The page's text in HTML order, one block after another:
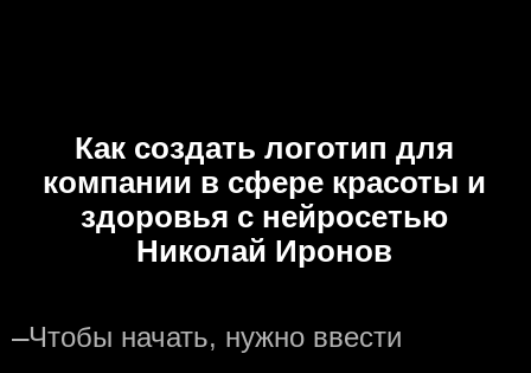
Как создать логотип для
компании в сфере красоты и
здоровья с нейросетью
Николай Иронов
—Чтобы начать, нужно ввести